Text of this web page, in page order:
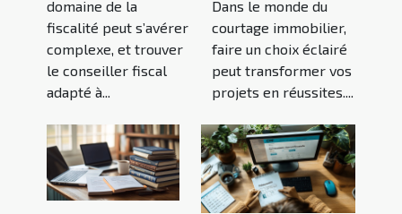
optimiser
votre
situation
domaine de la
fiscalité peut s’avérer
complexe, et trouver
le conseiller fiscal
adapté à...
courtage
immobilier
pour vos
projets
Dans le monde du
courtage immobilier,
faire un choix éclairé
peut transformer vos
projets en réussites....